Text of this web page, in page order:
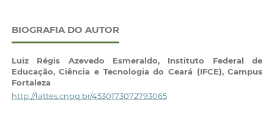
BIOGRAFIA DO AUTOR
Luiz Régis Azevedo Esmeraldo, Instituto Federal de
Educação, Ciência e Tecnologia do Ceará (IFCE), Campus
Fortaleza
http://lattes.cnpq.br/4530173072793065